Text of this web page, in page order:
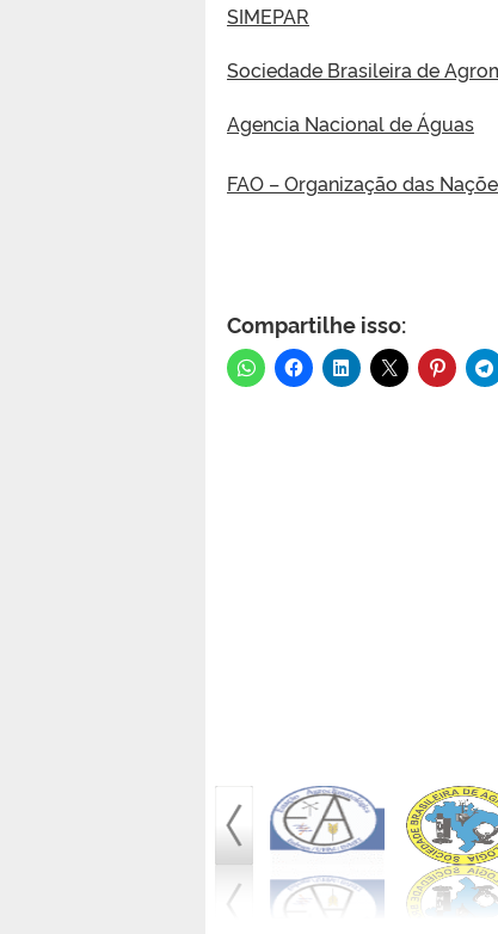
SIMEPAR
Sociedade Brasileira de
Agencia Nacional de Águas
FAO – Organização das
Compartilhe isso: